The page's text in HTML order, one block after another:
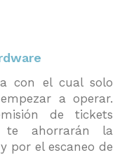
con el cual solo
a operar.
de tickets
te ahorrarán la
por el escaneo de